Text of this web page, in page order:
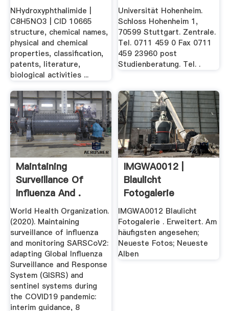
NHydroxyphthalimide |
C8H5NO3 | CID 10665
structure, chemical names,
physical and chemical
properties, classification,
patents, literature,
biological activities ...
Universität Hohenheim.
Schloss Hohenheim 1,
70599 Stuttgart. Zentrale.
Tel. 0711 459 0 Fax 0711
459 23960 post
Studienberatung. Tel. .
Maintaining
Surveillance Of
Influenza And .
World Health Organization.
(‎2020)‎. Maintaining
surveillance of influenza
and monitoring SARSCoV2:
adapting Global Influenza
Surveillance and Response
System (‎GISRS)‎ and
sentinel systems during
the COVID19 pandemic:
interim guidance, 8
IMGWA0012 |
Blaulicht
Fotogalerie
IMGWA0012 Blaulicht
Fotogalerie . Erweitert. Am
häufigsten angesehen;
Neueste Fotos; Neueste
Alben